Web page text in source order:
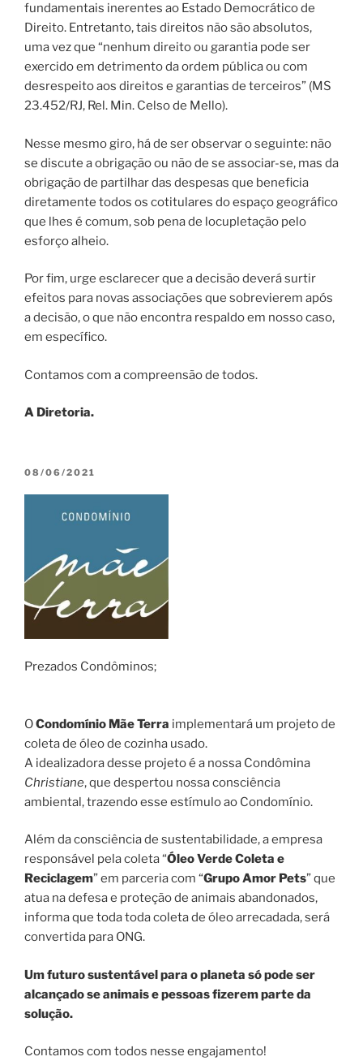
fundamentais inerentes ao Estado Democrático de
Direito. Entretanto, tais direitos não são absolutos,
uma vez que “nenhum direito ou garantia pode ser
exercido em detrimento da ordem pública ou com
desrespeito aos direitos e garantias de terceiros” (MS
23.452/RJ, Rel. Min. Celso de Mello).
Nesse mesmo giro, há de ser observar o seguinte: não
se discute a obrigação ou não de se associar-se, mas da
obrigação de partilhar das despesas que beneficia
diretamente todos os cotitulares do espaço geográfico
que lhes é comum, sob pena de locupletação pelo
esforço alheio.
Por fim, urge esclarecer que a decisão deverá surtir
efeitos para novas associações que sobrevierem após
a decisão, o que não encontra respaldo em nosso caso,
em específico.
Contamos com a compreensão de todos.
A Diretoria.
PUBLICADO
08/06/2021
Prezados Condôminos;
OCondomínio Mãe Terra implementará um projeto de
coleta de óleo de cozinha usado.
A idealizadora desse projeto é a nossa Condômina
Christiane, que despertou nossa consciência
ambiental, trazendo esse estímulo ao Condomínio.
Além da consciência de sustentabilidade, a empresa
responsável pela coleta “Óleo Verde Coleta e
Reciclagem” em parceria com “Grupo Amor Pets” que
atua na defesa e proteção de animais abandonados,
informa que toda toda coleta de óleo arrecadada, será
convertida para ONG.
Um futuro sustentável para o planeta só pode ser
alcançado se animais e pessoas fizerem parte da
solução.
Contamos com todos nesse engajamento!